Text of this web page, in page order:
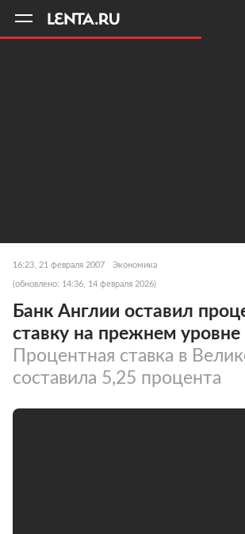
16:23, 21 февраля 2007 Экономика
(обновлено: 14:36, 14 февраля 2026)
Банк Англии оставил
ставку на прежнем уровне
Процентная ставка в
составила 5,25 процента